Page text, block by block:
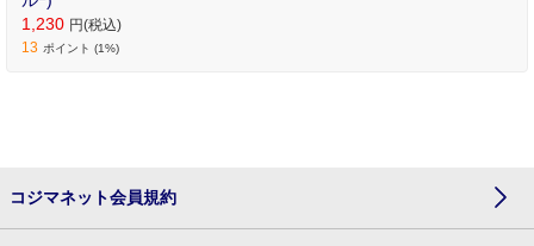
1,230 円(税込)
13 ポイント (1%)
コジマネット会員規約